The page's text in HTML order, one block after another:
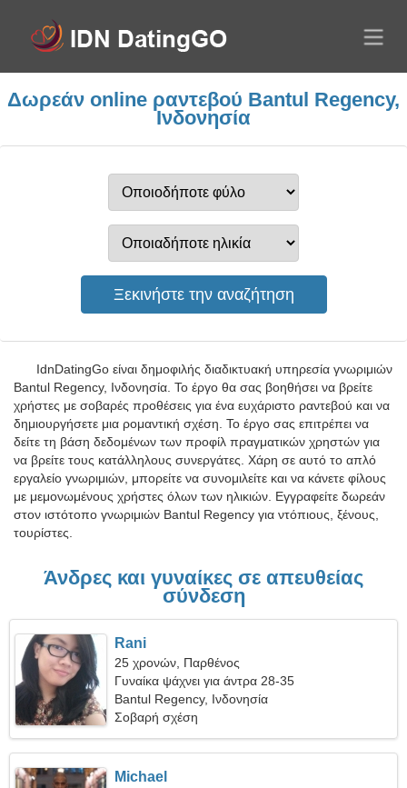
Δωρεάν online ραντεβού Bantul Regency,
Ινδονησία
IdnDatingGo είναι δημοφιλής διαδικτυακή υπηρεσία γνωριμιών
Bantul Regency, Ινδονησία. Το έργο θα σας βοηθήσει να βρείτε
χρήστες με σοβαρές προθέσεις για ένα ευχάριστο ραντεβού και να
δημιουργήσετε μια ρομαντική σχέση. Το έργο σας επιτρέπει να
δείτε τη βάση δεδομένων των προφίλ πραγματικών χρηστών για
να βρείτε τους κατάλληλους συνεργάτες. Χάρη σε αυτό το απλό
εργαλείο γνωριμιών, μπορείτε να συνομιλείτε και να κάνετε φίλους
με μεμονωμένους χρήστες όλων των ηλικιών. Εγγραφείτε δωρεάν
στον ιστότοπο γνωριμιών Bantul Regency για ντόπιους, ξένους,
τουρίστες.
Άνδρες και γυναίκες σε απευθείας
σύνδεση
Rani
25 χρονών, Παρθένος
Γυναίκα ψάχνει για άντρα 28-35
Bantul Regency, Ινδονησία
Σοβαρή σχέση
Michael